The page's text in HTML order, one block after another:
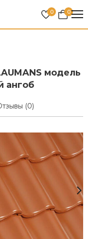
0 0
модель
ангоб
(0)